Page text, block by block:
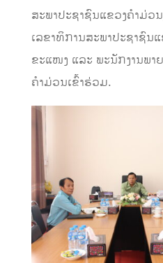
ສະພາປະຊາຊົນແຂວງຄໍາມ່ວ
ເລຂາທິການສະພາປະຊາຊົ
ຂະແໜງ ແລະ ພະນັກງານພາ
ຄໍາມ່ວນເຂົ້າຮ່ວມ.